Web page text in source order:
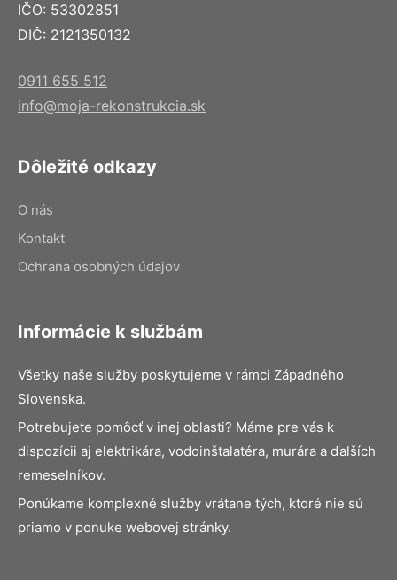
IČO: 53302851
DIČ: 2121350132
0911 655 512
info@moja-rekonstrukcia.sk
Dôležité odkazy
O nás
Kontakt
Ochrana osobných údajov
Informácie k službám
Všetky naše služby poskytujeme v rámci Západného
Slovenska.
Potrebujete pomôcť v inej oblasti? Máme pre vás k
dispozícii aj elektrikára, vodoinštalatéra, murára a ďalších
remeselníkov.
Ponúkame komplexné služby vrátane tých, ktoré nie sú
priamo v ponuke webovej stránky.